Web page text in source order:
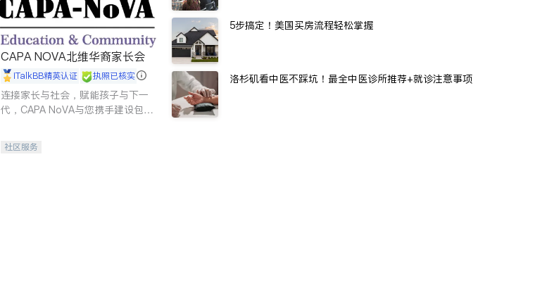
CAPA NOVA北维华裔家长会
iTalkBB精英认证 执照已核实
连接家长与社会，赋能孩子与下一
代，CAPA NoVA与您携手建设包
社区服务
5步搞定！美国买房流程轻松掌握
洛杉矶看中医不踩坑！最全中医诊所推荐+就诊注意事项